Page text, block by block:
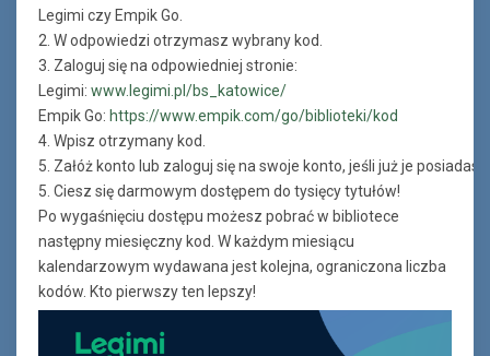
Legimi czy Empik Go.
2. W odpowiedzi otrzymasz wybrany kod.
3. Zaloguj się na odpowiedniej stronie:
Legimi: www.legimi.pl/bs_katowice/
Empik Go: https://www.empik.com/go/biblioteki/kod
4. Wpisz otrzymany kod.
5. Załóż konto lub zaloguj się na swoje konto, jeśli już je posiadasz
5. Ciesz się darmowym dostępem do tysięcy tytułów!
Po wygaśnięciu dostępu możesz pobrać w bibliotece
następny miesięczny kod. W każdym miesiącu
kalendarzowym wydawana jest kolejna, ograniczona liczba
kodów. Kto pierwszy ten lepszy!